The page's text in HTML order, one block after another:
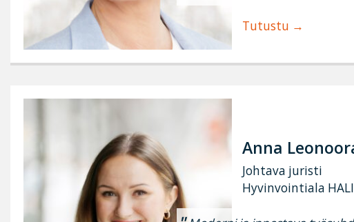
Tutustu
Anna
Johtava juristi
Hyvinvointiala